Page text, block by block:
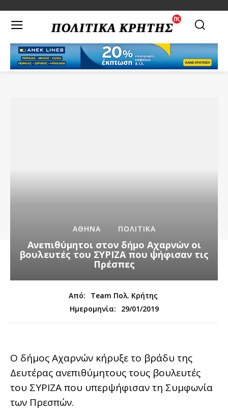
ΑΘΗΝΑ ΠΟΛΙΤΙΚΑ
Ανεπιθύμητοι στον δήμο Αχαρνών οι
βουλευτές του ΣΥΡΙΖΑ που ψήφισαν τις
Πρέσπες
Από:
Team Πολ. Κρήτης
Ημερομηνία:
29/01/2019
Ο δήμος Αχαρνών κήρυξε το βράδυ της
Δευτέρας ανεπιθύμητους τους βουλευτές
του ΣΥΡΙΖΑ που υπερψήφισαν τη Συμφωνία
των Πρεσπών.